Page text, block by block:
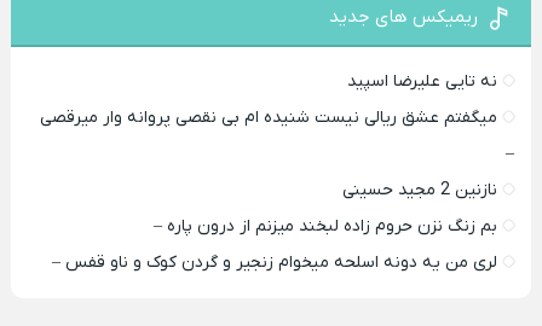
ریمیکس های جدید
نه تایی علیرضا اسپید
میگفتم عشق ریالی نیست شنیده ام بی نقصی پروانه وار میرقصی
–
نازنین 2 مجید حسینی
بم زنگ نزن حروم زاده لبخند میزنم از درون پاره –
لری من یه دونه اسلحه میخوام زﻧﺠﻴﺮ و ﮔﺮدن ﻛﻮک و ﻧﺎو ﻗﻔﺲ –